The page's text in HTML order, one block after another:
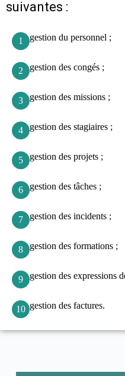
suivantes :
1 gestion du personnel ;
2 gestion des congés ;
3 gestion des missions ;
4 gestion des stagiaires ;
5 gestion des projets ;
6 gestion des tâches ;
7 gestion des incidents ;
8 gestion des formations ;
9 gestion des expressions
10 gestion des factures.